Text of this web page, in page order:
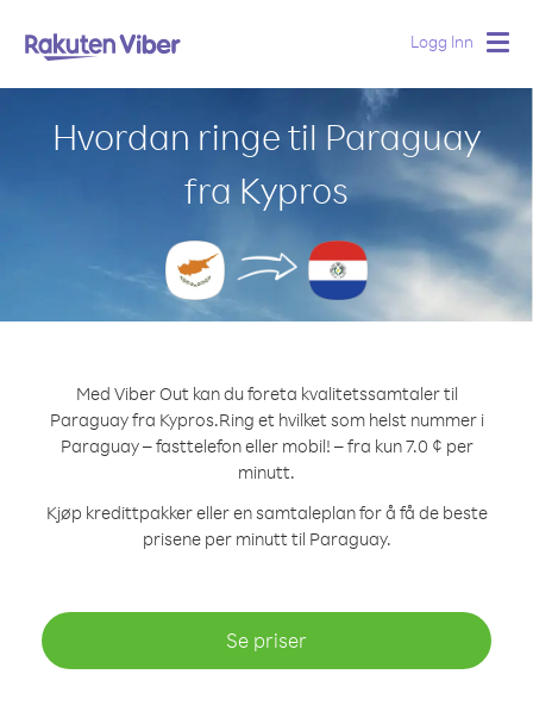
Logg Inn
Hvordan ringe til Paraguay
fra Kypros
Med Viber Out kan du foreta kvalitetssamtaler til
Paraguay fra Kypros.Ring et hvilket som helst nummer i
Paraguay – fasttelefon eller mobil! – fra kun 7.0 ¢ per
minutt.
Kjøp kredittpakker eller en samtaleplan for å få de beste
prisene per minutt til Paraguay.
Se priser